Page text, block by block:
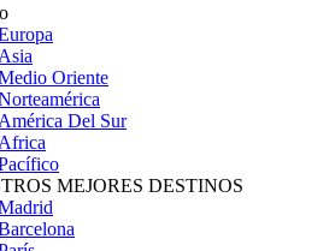
Asia
Oriente
América Del Sur
Africa
MEJORES DESTINOS